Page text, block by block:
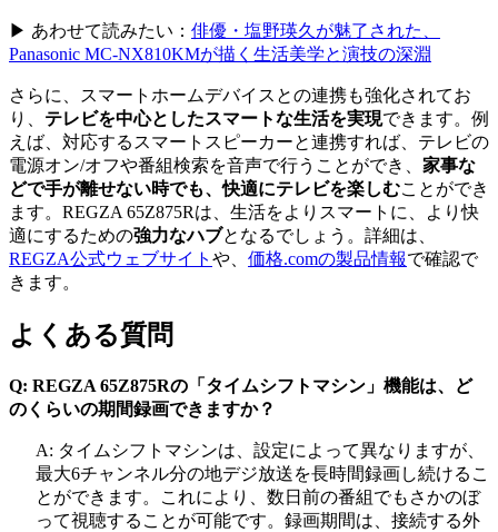
▶ あわせて読みたい： 俳優・塩野瑛久が魅了された、
Panasonic MC-NX810KMが描く生活美学と演技の深淵
さらに、スマートホームデバイスとの連携も強化されてお
り、 テレビを中心としたスマートな生活を実現できます。例
えば、対応するスマートスピーカーと連携すれば、テレビの
電源オン/オフや番組検索を音声で行うことができ、 家事な
どで手が離せない時でも、快適にテレビを楽しむことができ
ます。REGZA 65Z875Rは、生活をよりスマートに、より快
適にするための強力なハブとなるでしょう。詳細は、
REGZA公式ウェブサイト や、 価格.comの製品情報で確認で
きます。
よくある質問
Q: REGZA 65Z875Rの「タイムシフトマシン」機能は、ど
のくらいの期間録画できますか？
A: タイムシフトマシンは、設定によって異なりますが、
最大6チャンネル分の地デジ放送を長時間録画し続けるこ
とができます。これにより、数日前の番組でもさかのぼ
って視聴することが可能です。録画期間は、接続する外